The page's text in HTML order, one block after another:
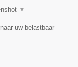
▼
uw belastbaar